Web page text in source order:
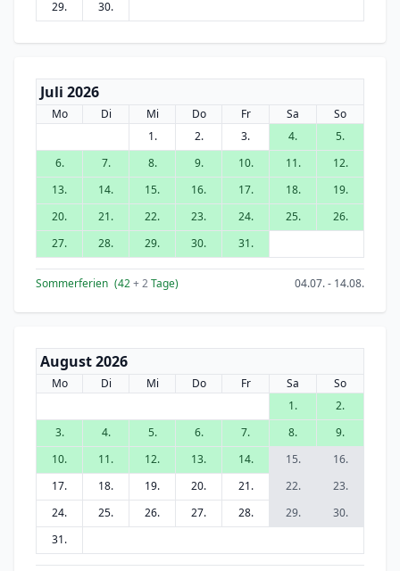
29. 30.
Juli 2026
Mo Di Mi Do Fr Sa
So
1.
2. 3. 4.
5.
6.
7. 8. 9. 10. 11.
12.
13.
14. 15. 16. 17. 18.
19.
20.
21. 22. 23. 24. 25.
26.
27.
28. 29. 30. 31.
Sommerferien (42+ 2Tage) 04.07. - 14.08.
August 2026
Mo Di Mi Do Fr Sa
So
1.
2.
3.
4. 5. 6. 7. 8.
9.
10.
11. 12. 13. 14. 15.
16.
17.
18. 19. 20. 21. 22.
23.
24.
25. 26. 27. 28. 29.
30.
31.